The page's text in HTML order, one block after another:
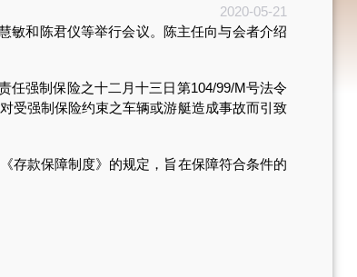
2020-05-21
和陈君仪等举行会议。陈主任向与会者介绍
强制保险之十二月十三日第104/99/M号法令
受强制保险约束之车辆或游艇造成事故而引致
款保障制度》的规定，旨在保障符合条件的